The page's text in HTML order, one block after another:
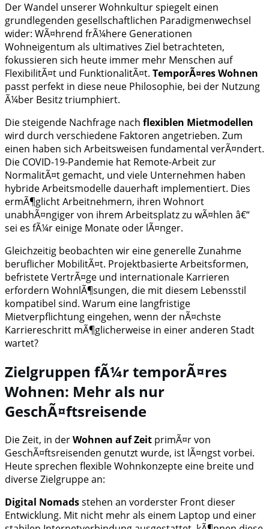
Der Wandel unserer Wohnkultur spiegelt einen
grundlegenden gesellschaftlichen Paradigmenwechsel
wider: WÃ¤hrend frÃ¼here Generationen
Wohneigentum als ultimatives Ziel betrachteten,
fokussieren sich heute immer mehr Menschen auf
FlexibilitÃ¤t und FunktionalitÃ¤t. TemporÃ¤res Wohnen
passt perfekt in diese neue Philosophie, bei der Nutzung
Ã¼ber Besitz triumphiert.
Die steigende Nachfrage nach flexiblen Mietmodellen
wird durch verschiedene Faktoren angetrieben. Zum
einen haben sich Arbeitsweisen fundamental verÃ¤ndert.
Die COVID-19-Pandemie hat Remote-Arbeit zur
NormalitÃ¤t gemacht, und viele Unternehmen haben
hybride Arbeitsmodelle dauerhaft implementiert. Dies
ermÃ¶glicht Arbeitnehmern, ihren Wohnort
unabhÃ¤ngiger von ihrem Arbeitsplatz zu wÃ¤hlen â€“
sei es fÃ¼r einige Monate oder lÃ¤nger.
Gleichzeitig beobachten wir eine generelle Zunahme
beruflicher MobilitÃ¤t. Projektbasierte Arbeitsformen,
befristete VertrÃ¤ge und internationale Karrieren
erfordern WohnlÃ¶sungen, die mit diesem Lebensstil
kompatibel sind. Warum eine langfristige
Mietverpflichtung eingehen, wenn der nÃ¤chste
Karriereschritt mÃ¶glicherweise in einer anderen Stadt
wartet?
Zielgruppen fÃ¼r temporÃ¤res
Wohnen: Mehr als nur
GeschÃ¤ftsreisende
Die Zeit, in derWohnen auf Zeit primÃ¤r von
GeschÃ¤ftsreisenden genutzt wurde, ist lÃ¤ngst vorbei.
Heute sprechen flexible Wohnkonzepte eine breite und
diverse Zielgruppe an:
Digital Nomadsstehen an vorderster Front dieser
Entwicklung. Mit nicht mehr als einem Laptop und einer